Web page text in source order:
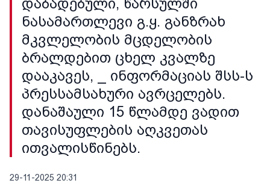
დაბადებული, წარსულში
ნასამართლევი გ.ყ. განზრახ
მკვლელობის მცდელობის
ბრალდებით ცხელ კვალზე
დააკავეს, _ ინფორმაციას შსს-ს
პრესსამსახური ავრცელებს.
დანაშაული 15 წლამდე ვადით
თავისუფლების აღკვეთას
ითვალისწინებს.
29-11-2025 20:31